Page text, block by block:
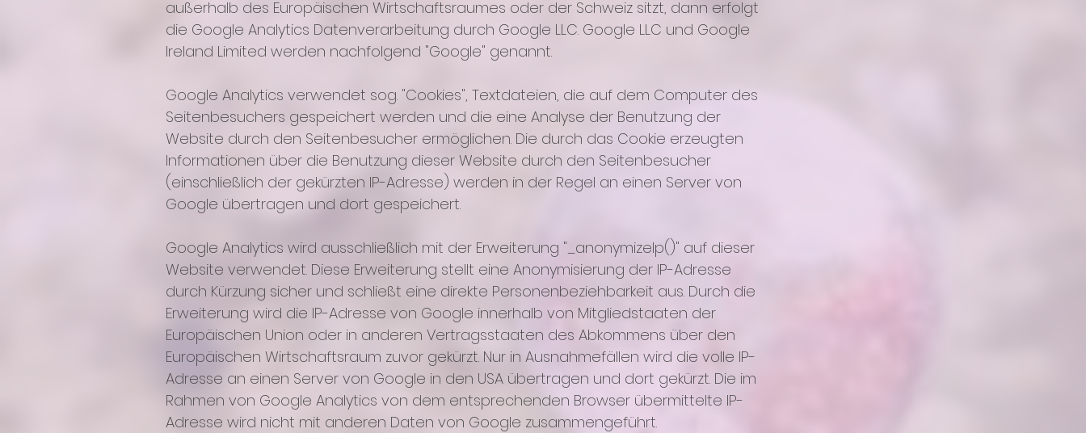
außerhalb des Europäischen Wirtschaftsraumes oder der Schweiz sitzt, dann erfolgt
die Google Analytics Datenverarbeitung durch Google LLC. Google LLC und Google
Ireland Limited werden nachfolgend "Google" genannt.
Google Analytics verwendet sog. "Cookies", Textdateien, die auf dem Computer des
Seitenbesuchers gespeichert werden und die eine Analyse der Benutzung der
Website durch den Seitenbesucher ermöglichen. Die durch das Cookie erzeugten
Informationen über die Benutzung dieser Website durch den Seitenbesucher
(einschließlich der gekürzten IP-Adresse) werden in der Regel an einen Server von
Google übertragen und dort gespeichert.
Google Analytics wird ausschließlich mit der Erweiterung "_anonymizeIp()" auf dieser
Website verwendet. Diese Erweiterung stellt eine Anonymisierung der IP-Adresse
durch Kürzung sicher und schließt eine direkte Personenbeziehbarkeit aus. Durch die
Erweiterung wird die IP-Adresse von Google innerhalb von Mitgliedstaaten der
Europäischen Union oder in anderen Vertragsstaaten des Abkommens über den
Europäischen Wirtschaftsraum zuvor gekürzt. Nur in Ausnahmefällen wird die volle IP-
Adresse an einen Server von Google in den USA übertragen und dort gekürzt. Die im
Rahmen von Google Analytics von dem entsprechenden Browser übermittelte IP-
Adresse wird nicht mit anderen Daten von Google zusammengeführt.